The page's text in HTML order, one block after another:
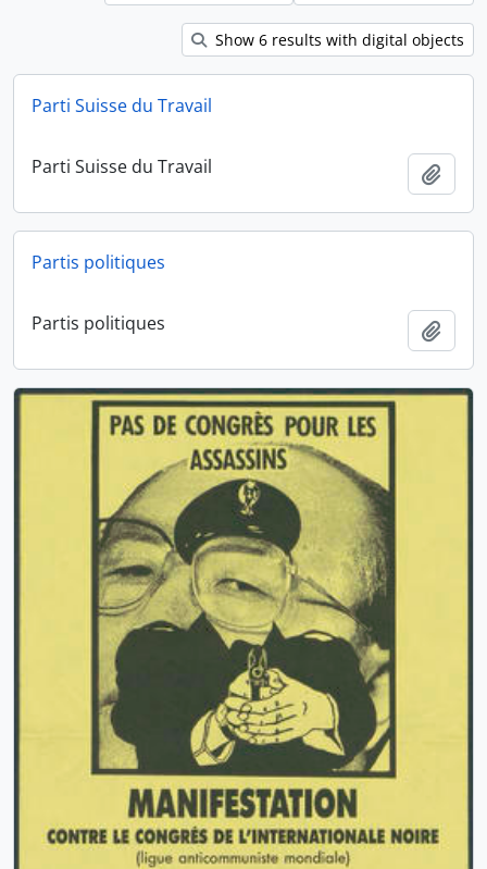
Show 6 results with digital objects
Parti Suisse du Travail
Parti Suisse du Travail
Partis politiques
Partis politiques